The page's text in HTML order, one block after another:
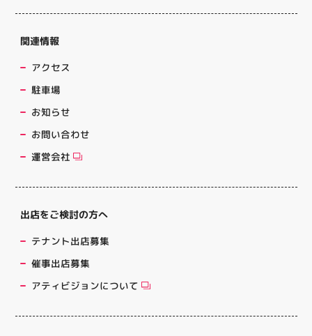
関連情報
アクセス
駐車場
お知らせ
お問い合わせ
運営会社
出店をご検討の方へ
テナント出店募集
催事出店募集
アティビジョンについて